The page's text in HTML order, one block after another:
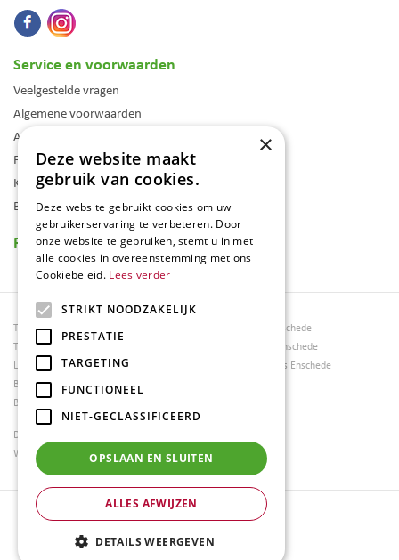
Service en voorwaarden
Veelgestelde vragen
Algemene voorwaarden
Assortiment
Folder
Klantenkaart
Blog
Reviews
Tuincentrum Borghuis
Tuinmeubels
Loungesets
Bloemen
Barbecues
Tuinmeubels Enschede
Tuinmeubelen Enschede
Woonaccessoires Enschede
Dierenwinkel Enschede
Weber bbq kopen Hengelo
Green Solutions
×
Deze website maakt
gebruik van cookies.
Deze website gebruikt cookies om uw
gebruikerservaring te verbeteren. Door
onze website te gebruiken, stemt u in met
alle cookies in overeenstemming met ons
Cookiebeleid. Lees verder
STRIKT NOODZAKELIJK
PRESTATIE
TARGETING
FUNCTIONEEL
NIET-GECLASSIFICEERD
OPSLAAN EN SLUITEN
ALLES AFWIJZEN
DETAILS WEERGEVEN